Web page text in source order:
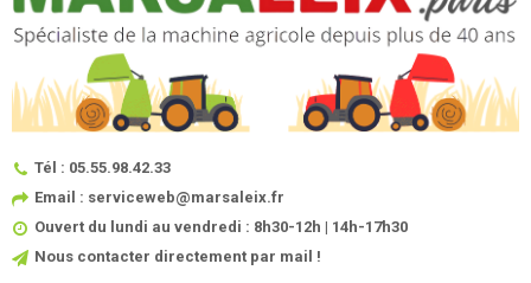
Tél : 05.55.98.42.33
Email : serviceweb@marsaleix.fr
Ouvert du lundi au vendredi : 8h30-12h | 14h-17h30
Nous contacter directement par mail !